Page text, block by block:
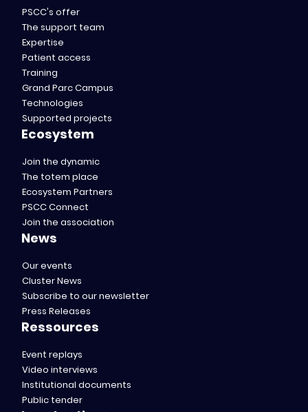
PSCC's offer
The support team
Expertise
Patient access
Training
Grand Parc Campus
Technologies
Supported projects
Ecosystem
Join the dynamic
The totem place
Ecosystem Partners
PSCC Connect
Join the association
News
Our events
Cluster News
Subscribe to our newsletter
Press Releases
Ressources
Event replays
Video interviews
Institutional documents
Public tender